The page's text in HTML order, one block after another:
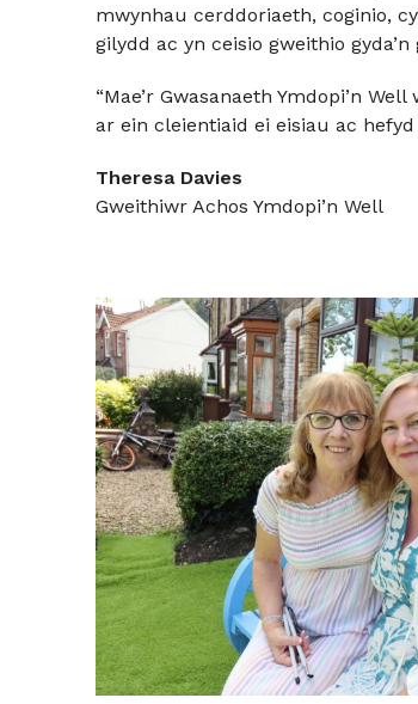
mwynhau cerddoriaeth, coginio,
gilydd ac yn ceisio gweithio
“Mae’r Gwasanaeth Ymdopi’n
ar ein cleientiaid ei eisiau ac
Theresa Davies
Gweithiwr Achos Ymdopi’n Well